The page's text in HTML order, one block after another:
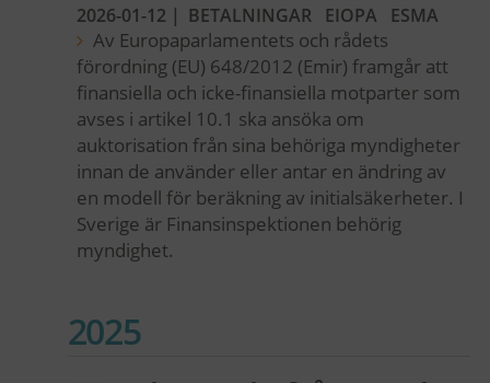
2026-01-12 | BETALNINGAR EIOPA ESMA
Av Europaparlamentets och rådets
förordning (EU) 648/2012 (Emir) framgår att
finansiella och icke-finansiella motparter som
avses i artikel 10.1 ska ansöka om
auktorisation från sina behöriga myndigheter
innan de använder eller antar en ändring av
en modell för beräkning av initialsäkerheter. I
Sverige är Finansinspektionen behörig
myndighet.
2025